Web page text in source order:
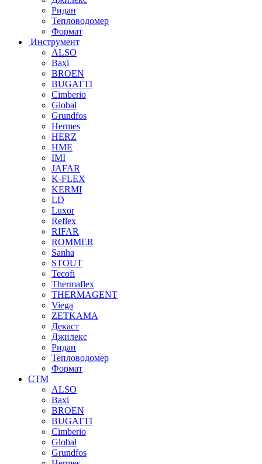
Ридан
Тепловодомер
Формат
Инструмент
ALSO
Baxi
BROEN
BUGATTI
Cimberio
Global
Grundfos
Hermes
HERZ
HME
IMI
JAFAR
K-FLEX
KERMI
LD
Luxor
Reflex
RIFAR
ROMMER
Sanha
STOUT
Tecofi
Thermaflex
THERMAGENT
Viega
ZETKAMA
Декаст
Джилекс
Ридан
Тепловодомер
Формат
СТМ
ALSO
Baxi
BROEN
BUGATTI
Cimberio
Global
Grundfos